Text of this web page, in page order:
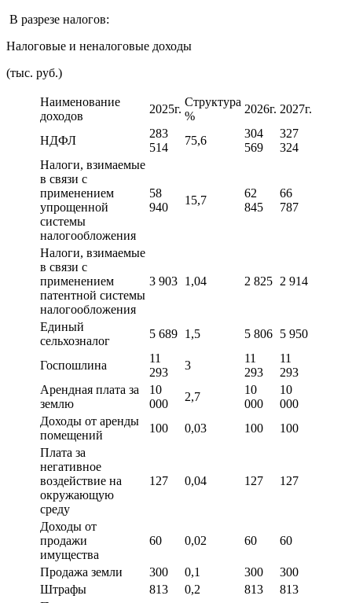
В разрезе налогов:
Налоговые и неналоговые доходы
(тыс. руб.)
Наименование
доходов
2025г.
Структура
%
2026г. 2027г.
НДФЛ
283
514
75,6
304
569
327
324
Налоги, взимаемые
в связи с
применением
упрощенной
системы
налогообложения
58
940
15,7
62
845
66
787
Налоги, взимаемые
в связи с
применением
патентной системы
налогообложения
3 903 1,04 2 825 2 914
Единый
сельхозналог
5 689 1,5 5 806 5 950
Госпошлина
11
293
3
11
293
11
293
Арендная плата за
землю
10
000
2,7
10
000
10
000
Доходы от аренды
помещений
100 0,03 100
100
Плата за
негативное
воздействие на
окружающую
среду
127 0,04 127 127
Доходы от
продажи
имущества
60 0,02 60 60
Продажа земли 300 0,1 300
300
Штрафы
813 0,2 813
813